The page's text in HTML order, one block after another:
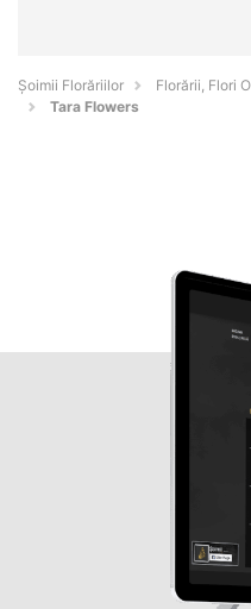
Șoimii Florăriilor
Florării, Flori
Tara Flowers